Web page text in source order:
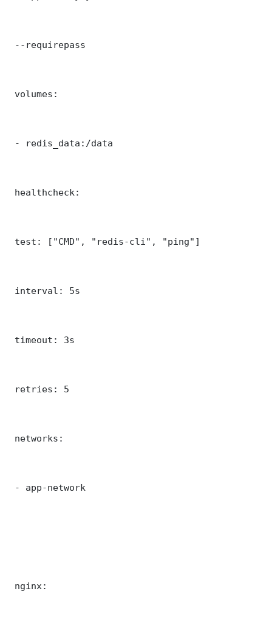
--requirepass
volumes:
- redis_data:/data
healthcheck:
test: ["CMD", "redis-cli", "ping"]
interval: 5s
timeout: 3s
retries: 5
networks:
- app-network
nginx: